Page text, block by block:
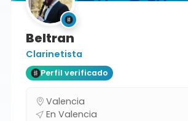
Beltran
Clarinetista
Perfil verificado
Valencia
En Valencia